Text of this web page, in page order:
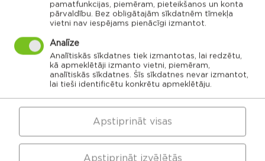
Rēzeknes novada karte
Noklikšķini uz pagasta vai apvienības kartes, lai
pamatfunkcijas, piemēram, pieteikšanos un konta
pārvaldību. Bez obligātajām sīkdatnēm tīmekļa
vietni nav iespējams pienācīgi izmantot.
Analīze
Analītiskās sīkdatnes tiek izmantotas, lai redzētu,
kā apmeklētāji izmanto vietni, piemēram,
analītiskās sīkdatnes. Šīs sīkdatnes nevar izmantot,
lai tieši identificētu konkrētu apmeklētāju.
Apstiprināt izvēlētās
Apstiprināt visas